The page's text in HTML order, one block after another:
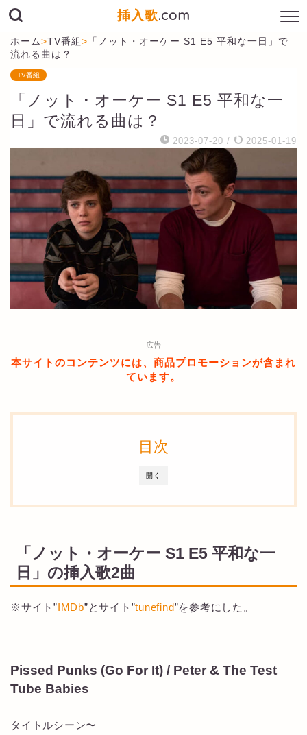
挿入歌.com
ホーム>TV番組> 「ノット・オーケー S1 E5 平和な一日」で
流れる曲は？
TV番組
「ノット・オーケー S1 E5 平和な一
日」で流れる曲は？
2023-07-20 / 2025-01-19
広告
本サイトのコンテンツには、商品プロモーションが含まれ
ています。
開く
目次
「ノット・オーケー S1 E5 平和な一
日」の挿入歌2曲
※サイト”IMDb”とサイト”tunefind”を参考にした。
Pissed Punks (Go For It) / Peter & The Test
Tube Babies
タイトルシーン〜